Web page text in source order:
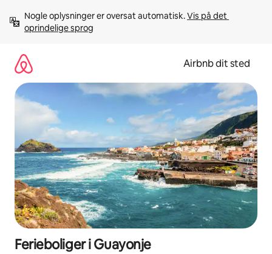
videre
Nogle oplysninger er oversat automatisk. Vis på det
oprindelige sprog
Airbnb dit sted
Ferieboliger i Guayonje